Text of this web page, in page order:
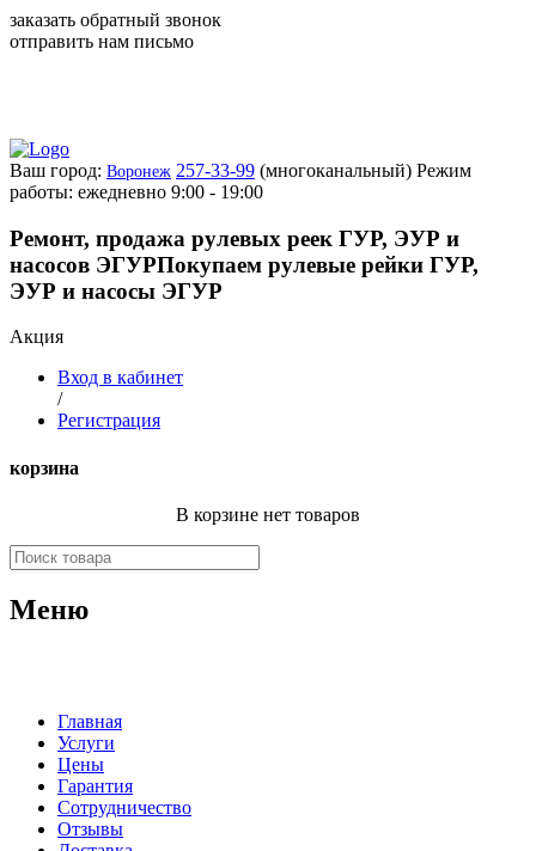
заказать обратный звонок
отправить нам письмо
Ваш город: Воронеж 257-33-99 (многоканальный) Режим
работы: ежедневно 9:00 - 19:00
Ремонт, продажа рулевых реек ГУР, ЭУР и
насосов ЭГУРПокупаем рулевые рейки ГУР,
ЭУР и насосы ЭГУР
Акция
Вход в кабинет
/
Регистрация
корзина
В корзине нет товаров
Меню
Главная
Услуги
Цены
Гарантия
Сотрудничество
Отзывы